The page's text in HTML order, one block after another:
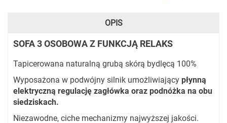
OPIS
SOFA 3 OSOBOWA Z FUNKCJĄ RELAKS
Tapicerowana naturalną grubą skórą bydlęcą 100%
Wyposażona w podwójny silnik umożliwiający płynną
elektryczną regulację zagłówka oraz podnóżka na obu
siedziskach.
Niezawodne, ciche mechanizmy najwyższej jakości.